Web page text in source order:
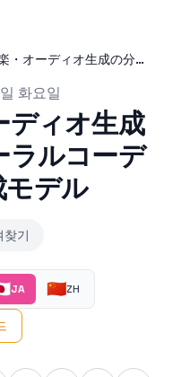
SOTA音楽・オーディオ生成の分析 — ニューラルコーデックと生成モデル
화요일
ディオ生成
ルコーデ
モデル
찾기
JA 🇨🇳ZH